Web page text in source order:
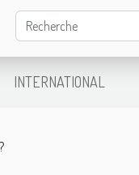
INTERNATIONAL